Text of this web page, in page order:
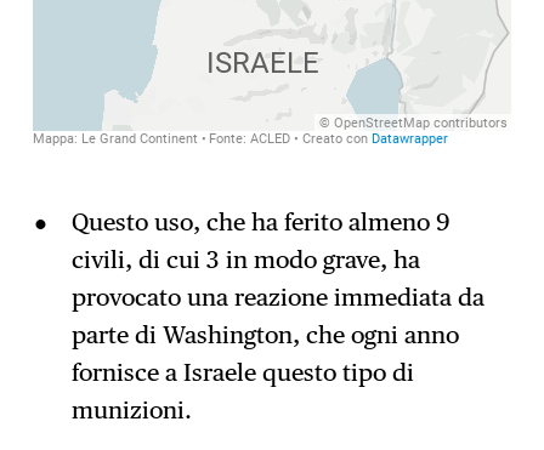
Questo uso, che ha ferito almeno 9
civili, di cui 3 in modo grave, ha
provocato una reazione immediata da
parte di Washington, che ogni anno
fornisce a Israele questo tipo di
munizioni.